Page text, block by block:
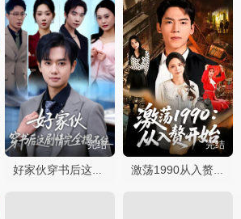
完结
好家伙穿书后这剧情完全摁不住
完结
激荡1990从入赘开始